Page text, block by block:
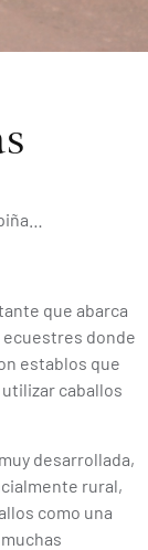
que abarca
donde
establos que
caballos
desarrollada,
rural,
como una